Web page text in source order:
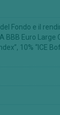
Fondo e il
BBB Euro Large
10% “ICE
e si
Prima di
di un